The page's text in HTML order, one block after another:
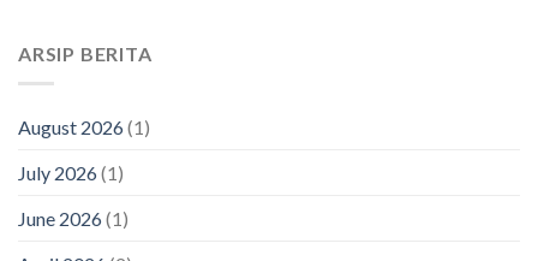
ARSIP BERITA
August 2026(1)
July 2026(1)
June 2026(1)